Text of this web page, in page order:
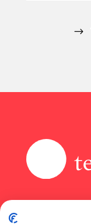
Accueil